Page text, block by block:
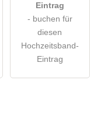
Eintrag
- buchen für
diesen
Hochzeitsband-
Eintrag